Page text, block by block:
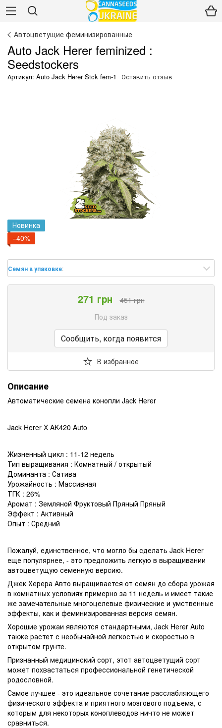
Автоцветущие феминизированные
Auto Jack Herer feminized :
Seedstockers
Артикул: Auto Jack Herer Stck fem-1 Оставить отзыв
Новинка
−40%
Семян в упаковке:
271 грн
451 грн
Под заказ
Сообщить, когда появится
В избранное
Описание
Автоматические семена конопли Jack Herer
Jack Herer X AK420 Auto
Жизненный цикл : 11-12 недель
Тип выращивания : Комнатный / открытый
Доминанта : Сатива
Урожайность : Массивная
ТГК : 26%
Аромат : Земляной Фруктовый Пряный Пряный
Эффект : Активный
Опыт : Средний
Пожалуй, единственное, что могло бы сделать Jack Herer
еще популярнее, - это предложить легкую в выращивании
автоцветущую семенную версию.
Джек Херера Авто выращивается от семян до сбора урожая
в комнатных условиях примерно за 11 недель и имеет такие
же замечательные многоцелевые физические и умственные
эффекты, как и феминизированная версия семян.
Хорошие урожаи являются стандартными, Jack Herer Auto
также растет с необычайной легкостью и скоростью в
открытом грунте.
Признанный медицинский сорт, этот автоцветущий сорт
может похвастаться профессиональной генетической
родословной.
Самое лучшее - это идеальное сочетание расслабляющего
физического эффекта и приятного мозгового подъема, с
которым для некоторых коноплеводов ничто не может
сравниться.